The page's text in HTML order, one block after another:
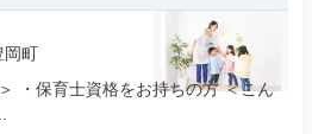
岡町
・保育士資格をお持ちの方 ＜こん